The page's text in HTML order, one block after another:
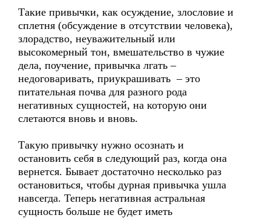
Такие привычки, как осуждение, злословие и
сплетня (обсуждение в отсутствии человека),
злорадство, неуважительный или
высокомерный тон, вмешательство в чужие
дела, поучение, привычка лгать –
недоговаривать, приукрашивать – это
питательная почва для разного рода
негативных сущностей, на которую они
слетаются вновь и вновь.
Такую привычку нужно осознать и
остановить себя в следующий раз, когда она
вернется. Бывает достаточно несколько раз
остановиться, чтобы дурная привычка ушла
навсегда. Теперь негативная астральная
сущность больше не будет иметь